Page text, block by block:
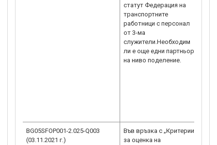
статут Федерация на
транспортните
работници с персонал
от 3-ма
служители.Необходим
ли е още едни партньор
на ниво поделение.
BG05SFOP001-2.025-Q003
(03.11.2021 г.)
Във връзка с „Критерии
за оценка на